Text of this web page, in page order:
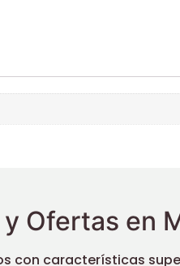
Ofertas en
con características